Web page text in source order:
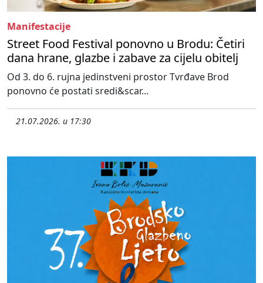
Manifestacije
Street Food Festival ponovno u Brodu: Četiri
dana hrane, glazbe i zabave za cijelu obitelj
Od 3. do 6. rujna jedinstveni prostor Tvrđave Brod
ponovno će postati sredi&scar...
21.07.2026. u 17:30